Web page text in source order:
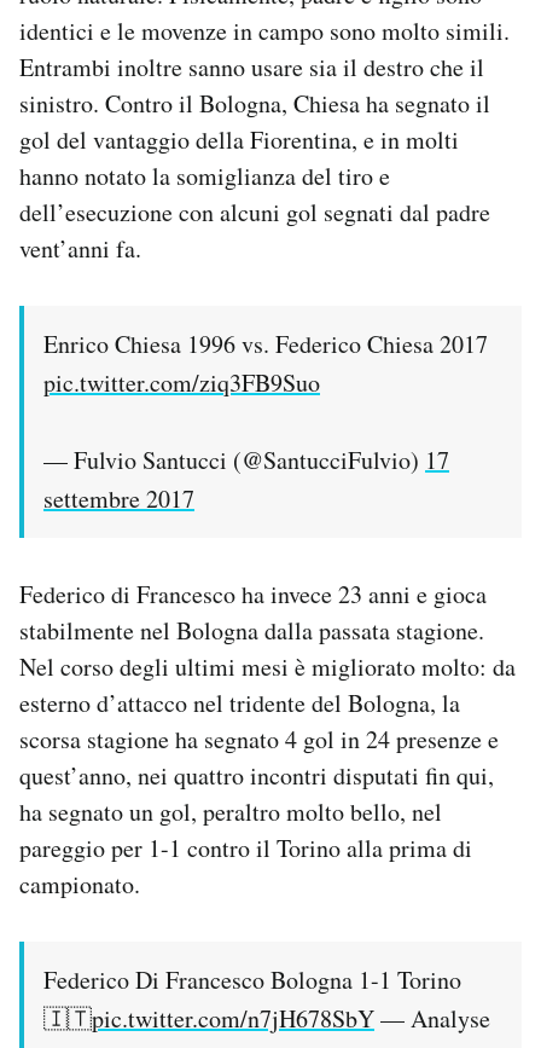
identici e le movenze in campo sono molto simili.
Entrambi inoltre sanno usare sia il destro che il
sinistro. Contro il Bologna, Chiesa ha segnato il
gol del vantaggio della Fiorentina, e in molti
hanno notato la somiglianza del tiro e
dell’esecuzione con alcuni gol segnati dal padre
vent’anni fa.
Enrico Chiesa 1996 vs. Federico Chiesa 2017
pic.twitter.com/ziq3FB9Suo
— Fulvio Santucci (@SantucciFulvio) 17
settembre 2017
Federico di Francesco ha invece 23 anni e gioca
stabilmente nel Bologna dalla passata stagione.
Nel corso degli ultimi mesi è migliorato molto: da
esterno d’attacco nel tridente del Bologna, la
scorsa stagione ha segnato 4 gol in 24 presenze e
quest’anno, nei quattro incontri disputati fin qui,
ha segnato un gol, peraltro molto bello, nel
pareggio per 1-1 contro il Torino alla prima di
campionato.
Federico Di Francesco Bologna 1-1 Torino
🇮🇹pic.twitter.com/n7jH678SbY— Analyse